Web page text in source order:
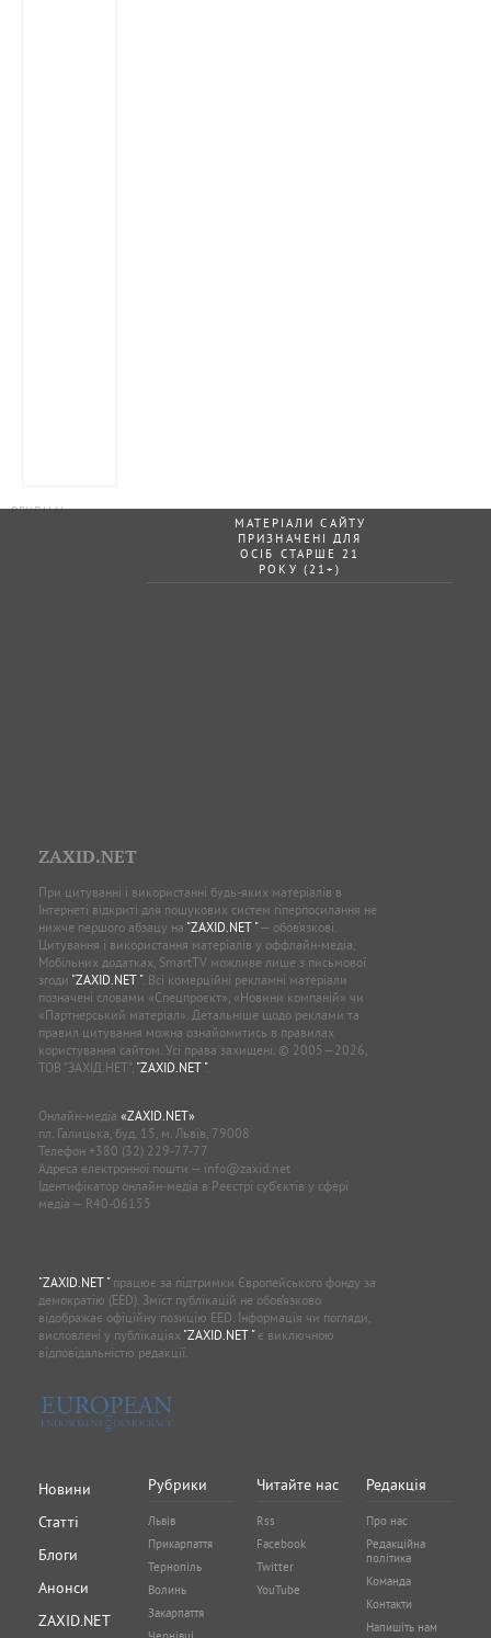
МАТЕРІАЛИ САЙТУ
ПРИЗНАЧЕНІ ДЛЯ
ОСІБ СТАРШЕ 21
РОКУ (21+)
ZAXID.NET
При цитуванні і використанні будь-яких матеріалів в
Інтернеті відкриті для пошукових систем гіперпосилання не
нижче першого абзацу на "ZAXID.NET "— обов’язкові.
Цитування і використання матеріалів у оффлайн-медіа,
Мобільних додатках, SmartTV можливе лише з письмової
згоди "ZAXID.NET ". Всі комерційні рекламні матеріали
позначені словами «Спецпроєкт», «Новини компаній» чи
«Партнерський матеріал». Детальніше щодо реклами та
правил цитування можна ознайомитись в правилах
користування сайтом. Усі права захищені. © 2005—2026,
ТОВ “ЗАХІД.НЕТ”, "ZAXID.NET ".
Онлайн-медіа «ZAXID.NET»
пл. Галицька, буд. 15, м. Львів, 79008
Телефон +380 (32) 229-77-77
Адреса електронної пошти — info@zaxid.net
Ідентифікатор онлайн-медіа в Реєстрі суб'єктів у сфері
медіа — R40-06155
"ZAXID.NET "працює за підтримки Європейського фонду за
демократію (EED). Зміст публікацій не обов’язково
відображає офіційну позицію EED. Інформація чи погляди,
висловлені у публікаціях "ZAXID.NET "є виключною
відповідальністю редакції.
Новини
Статті
Блоги
Анонси
ZAXID.NET
Рубрики
Львів
Прикарпаття
Тернопіль
Волинь
Закарпаття
Читайте нас
Rss
Facebook
Twitter
YouTube
Редакція
Про нас
Редакційна
політика
Команда
Контакти
Напишіть нам